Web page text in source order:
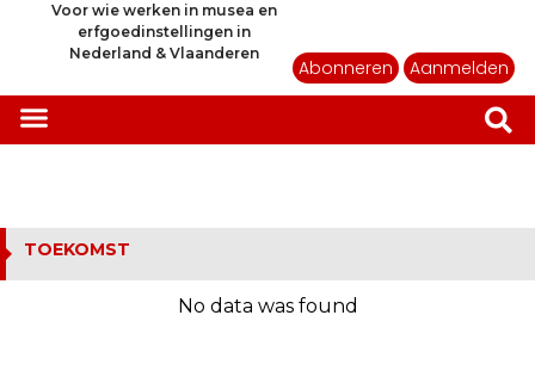
Voor wie werken in musea en
erfgoedinstellingen in
Nederland & Vlaanderen
Abonneren Aanmelden
TOEKOMST
No data was found